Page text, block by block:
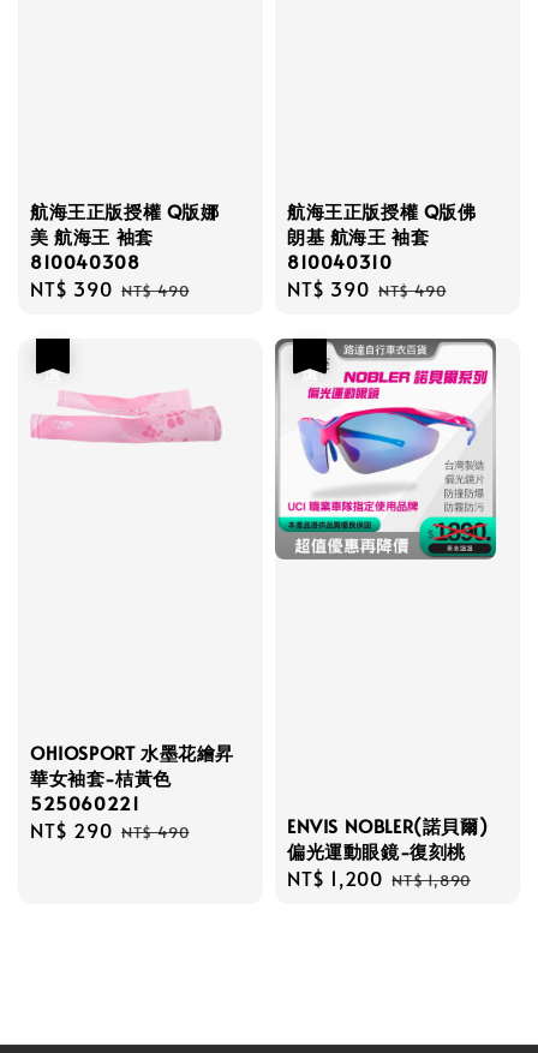
航海王正版授權 Q版娜
美 航海王 袖套
810040308
Sale
NT$ 390 Regular
NT$ 490
航海王正版授權 Q版佛
朗基 航海王 袖套
810040310
Sale
NT$ 390 Regular
NT$ 490
OHIOSPORT 水墨花繪昇
華女袖套-桔黃色
525060221
Sale
NT$ 290 Regular
NT$ 490
ENVIS NOBLER(諾貝爾)
偏光運動眼鏡-復刻桃
Sale
NT$ 1,200 Regular
NT$ 1,890